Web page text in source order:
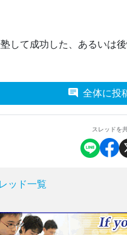
して成功した、あるいは
全体に投
スレッドを
ッド一覧